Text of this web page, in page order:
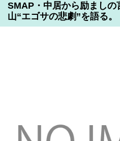
SMAP・中居から励ましの
山“エゴサの悲劇”を語る。